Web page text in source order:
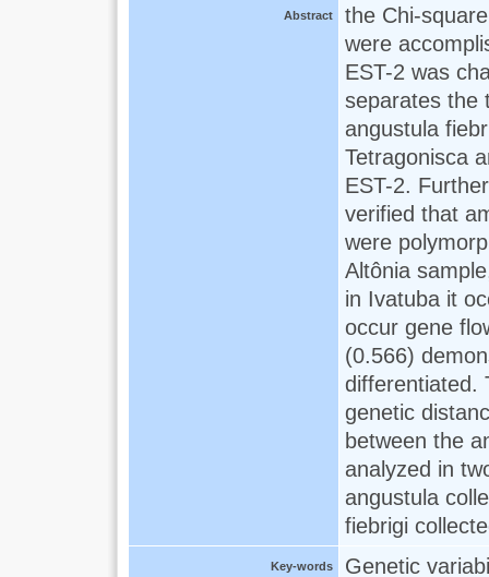
Abstract
the Chi-
were
EST-2 was
separates the
angustula
Tetragonisca
EST-2.
verified that
were
Altônia
in Ivatuba it
occur gene
(0.566)
differentiated.
genetic
between the
analyzed in
angustula
fiebrigi
Key-words Genetic